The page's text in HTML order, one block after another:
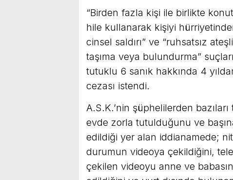
“Birden fazla kişi ile birlikte
hile kullanarak kişiyi
cinsel saldırı” ve “ruhsatsız
taşıma veya bulundurma”
tutuklu 6 sanık hakkında 4
cezası istendi.
A.S.K.’nin şüphelilerden
evde zorla tutulduğunu ve
edildiği yer alan iddianamede;
durumun videoya çekildiğini,
çekilen videoyu anne ve